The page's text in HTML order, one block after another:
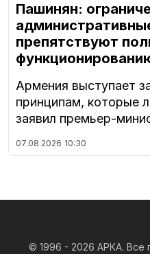
Пашинян:
препятствуют
Армения выступает
принципам, которые
заявил премьер-
07.08.2026 10:30
© 1996 - 2026 АРКА. Все